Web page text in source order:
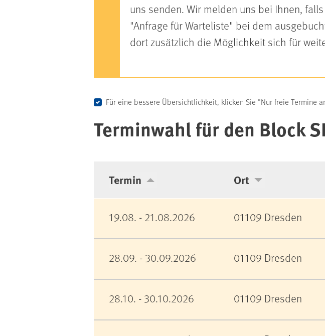
uns senden. Wir melden uns bei Ihnen,
"Anfrage für Warteliste" bei dem
dort zusätzlich die Möglichkeit sich für
Für eine bessere Übersichtlichkeit, klicken Sie "Nur freie Termine
Terminwahl für den Block
Termin Ort
19.08. - 21.08.2026 01109 Dresden
28.09. - 30.09.2026 01109 Dresden
28.10. - 30.10.2026 01109 Dresden